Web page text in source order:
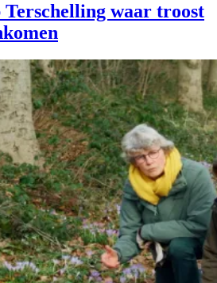
Terschelling waar troost